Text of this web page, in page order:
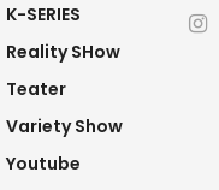
K-SERIES
Reality SHow
Teater
Variety Show
Youtube